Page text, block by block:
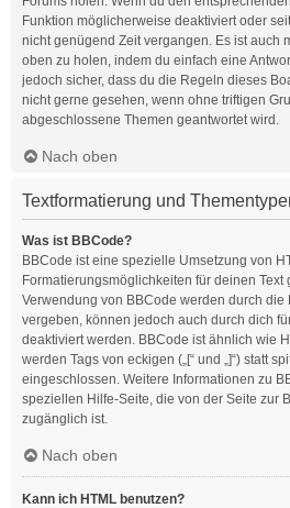
Funktion möglicherweise deaktiviert oder
nicht genügend Zeit vergangen. Es ist auch
oben zu holen, indem du einfach eine
jedoch sicher, dass du die Regeln dieses
nicht gerne gesehen, wenn ohne triftigen
abgeschlossene Themen geantwortet wird.
Nach oben
Textformatierung und
Was ist BBCode?
BBCode ist eine spezielle Umsetzung von
Formatierungsmöglichkeiten für deinen Text
Verwendung von BBCode werden durch die
vergeben, können jedoch auch durch dich
deaktiviert werden. BBCode ist ähnlich wie
werden Tags von eckigen („[“ und „]“) statt
eingeschlossen. Weitere Informationen zu
speziellen Hilfe-Seite, die von der Seite zur
zugänglich ist.
Nach oben
Kann ich HTML benutzen?